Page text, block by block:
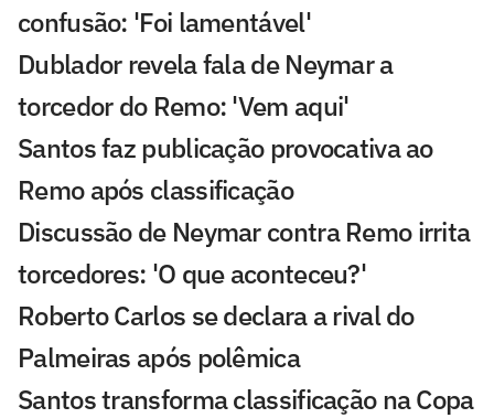
confusão: 'Foi lamentável'
Dublador revela fala de Neymar a
torcedor do Remo: 'Vem aqui'
Santos faz publicação provocativa ao
Remo após classificação
Discussão de Neymar contra Remo irrita
torcedores: 'O que aconteceu?'
Roberto Carlos se declara a rival do
Palmeiras após polêmica
Santos transforma classificação na Copa